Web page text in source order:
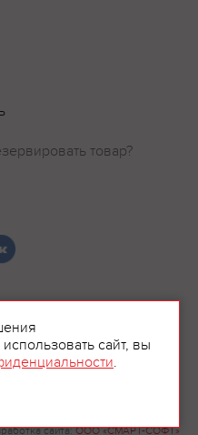
сайта:ООО «СМАРТ-СОФТ»
товар?
сайт, вы
.